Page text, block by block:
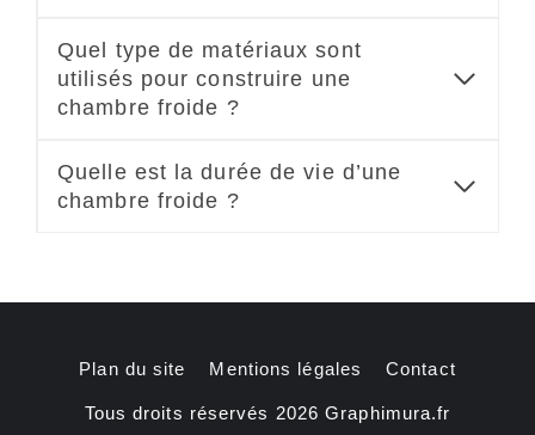
Quel type de matériaux sont
utilisés pour construire une
chambre froide ?
Quelle est la durée de vie d’une
chambre froide ?
Plan du site Mentions légales Contact
Tous droits réservés 2026 Graphimura.fr